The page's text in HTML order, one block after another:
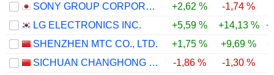
SONY GROUP CORPORATION
+2,62 % -1,74 %
LG ELECTRONICS INC.
+5,59 % +14,13 %
SHENZHEN MTC CO., LTD.
+1,75 % +9,69 %
SICHUAN CHANGHONG ELECTRIC CO.,LTD.
-1,86 % -1,30 %